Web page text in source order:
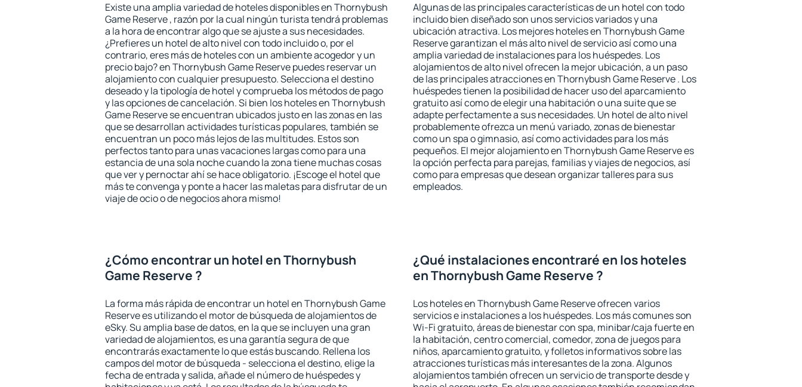
Existe una amplia variedad de hoteles disponibles en Thornybush
Game Reserve , razón por la cual ningún turista tendrá problemas
a la hora de encontrar algo que se ajuste a sus necesidades.
¿Prefieres un hotel de alto nivel con todo incluido o, por el
contrario, eres más de hoteles con un ambiente acogedor y un
precio bajo? en Thornybush Game Reserve puedes reservar un
alojamiento con cualquier presupuesto. Selecciona el destino
deseado y la tipología de hotel y comprueba los métodos de pago
y las opciones de cancelación. Si bien los hoteles en Thornybush
Game Reserve se encuentran ubicados justo en las zonas en las
que se desarrollan actividades turísticas populares, también se
encuentran un poco más lejos de las multitudes. Estos son
perfectos tanto para unas vacaciones largas como para una
estancia de una sola noche cuando la zona tiene muchas cosas
que ver y pernoctar ahí se hace obligatorio. ¡Escoge el hotel que
más te convenga y ponte a hacer las maletas para disfrutar de un
viaje de ocio o de negocios ahora mismo!
Algunas de las principales características de un hotel con todo
incluido bien diseñado son unos servicios variados y una
ubicación atractiva. Los mejores hoteles en Thornybush Game
Reserve garantizan el más alto nivel de servicio así como una
amplia variedad de instalaciones para los huéspedes. Los
alojamientos de alto nivel ofrecen la mejor ubicación, a un paso
de las principales atracciones en Thornybush Game Reserve . Los
huéspedes tienen la posibilidad de hacer uso del aparcamiento
gratuito así como de elegir una habitación o una suite que se
adapte perfectamente a sus necesidades. Un hotel de alto nivel
probablemente ofrezca un menú variado, zonas de bienestar
como un spa o gimnasio, así como actividades para los más
pequeños. El mejor alojamiento en Thornybush Game Reserve es
la opción perfecta para parejas, familias y viajes de negocios, así
como para empresas que desean organizar talleres para sus
empleados.
¿Cómo encontrar un hotel en Thornybush
Game Reserve ?
La forma más rápida de encontrar un hotel en Thornybush Game
Reserve es utilizando el motor de búsqueda de alojamientos de
eSky. Su amplia base de datos, en la que se incluyen una gran
variedad de alojamientos, es una garantía segura de que
encontrarás exactamente lo que estás buscando. Rellena los
campos del motor de búsqueda - selecciona el destino, elige la
fecha de entrada y salida, añade el número de huéspedes y
¿Qué instalaciones encontraré en los hoteles
en Thornybush Game Reserve ?
Los hoteles en Thornybush Game Reserve ofrecen varios
servicios e instalaciones a los huéspedes. Los más comunes son
Wi-Fi gratuito, áreas de bienestar con spa, minibar/caja fuerte en
la habitación, centro comercial, comedor, zona de juegos para
niños, aparcamiento gratuito, y folletos informativos sobre las
atracciones turísticas más interesantes de la zona. Algunos
alojamientos también ofrecen un servicio de transporte desde y